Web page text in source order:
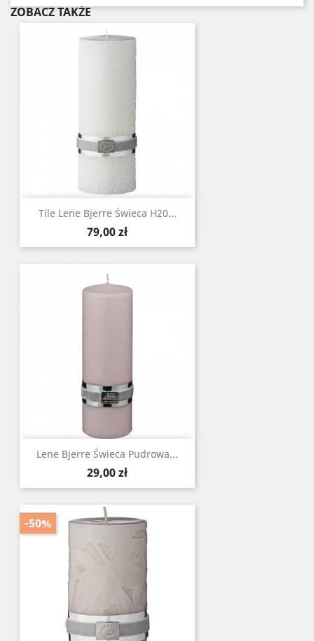
ZOBACZ TAKŻE
Tile Lene Bjerre Świeca H20...
Cena
79,00 zł
Lene Bjerre Świeca Pudrowa ...
Cena
29,00 zł
-50%